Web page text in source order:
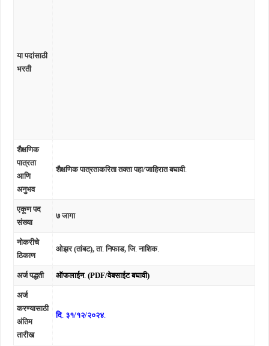
या पदांसाठी
भरती
शैक्षणिक
पात्रता
आणि
अनुभव
शैक्षणिक पात्रताकरिता तक्ता पहा/जाहिरात बघावी.
एकूण पद
संख्या
७ जागा
नोकरीचे
ठिकाण
ओझर (तांबट), ता.निफाड, जि.नाशिक.
अर्ज पद्धती ऑफलाईन.(PDF/वेबसाईट बघावी)
अर्ज
करण्यासाठी
अंतिम
तारीख
दि. ३१/१२/२०२४.